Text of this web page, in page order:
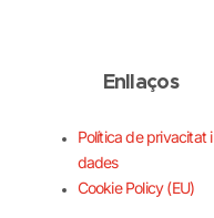
Enllaços
Política de privacitat i
dades
Cookie Policy (EU)